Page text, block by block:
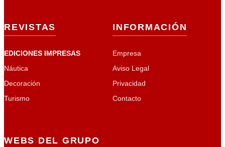
REVISTAS
EDICIONES IMPRESAS
Náutica
Decoración
Turismo
INFORMACIÓN
Empresa
Aviso Legal
Privacidad
Contacto
WEBS DEL GRUPO